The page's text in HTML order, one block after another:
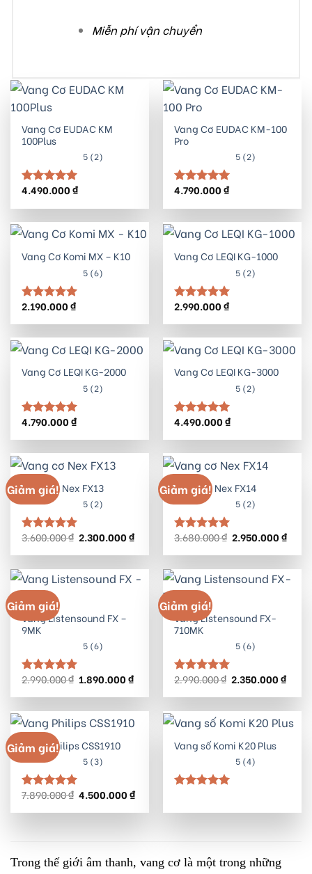
Miễn phí vận chuyển
Vang Cơ EUDAC KM
100Plus
5 (2)
Được xếp
4.490.000₫
Vang Cơ EUDAC KM-100
Pro
5 (2)
Được xếp
4.790.000₫
Vang Cơ Komi MX – K10
5 (6)
Được xếp
2.190.000₫
Vang Cơ LEQI KG-1000
5 (2)
Được xếp
2.990.000₫
Vang Cơ LEQI KG-2000
5 (2)
Được xếp
4.790.000₫
Vang Cơ LEQI KG-3000
5 (2)
Được xếp
4.490.000₫
Giảm giá!
Vang cơ Nex FX13
5 (2)
Được xếp
3.600.000₫ Giá
gốc
là:
2.300.000₫Giá
hiện
tại
2.300.000 ₫.
Giảm giá!
Vang cơ Nex FX14
5 (2)
Được xếp
3.680.000₫ Giá
gốc
là:
2.950.000₫Giá
hiện
tại
Giảm giá!
Vang Listensound FX –
9MK
5 (6)
Được xếp
2.990.000₫ Giá
gốc
là:
1.890.000₫Giá
hiện
tại
1.890.000 ₫.
Giảm giá!
Vang Listensound FX-
710MK
5 (6)
Được xếp
2.990.000₫ Giá
gốc
là:
2.350.000₫Giá
hiện
tại
Giảm giá!
Vang Philips CSS1910
5 (3)
Được xếp
7.890.000₫ Giá
gốc
là:
4.500.000₫Giá
hiện
tại
Vang số Komi K20 Plus
5 (4)
Trong thế giới âm thanh, vang cơ là một trong những